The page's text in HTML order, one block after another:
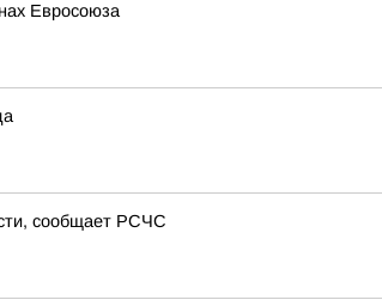
Евросоюза
сообщает РСЧС